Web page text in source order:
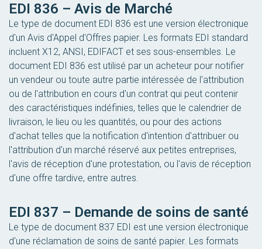
EDI 836 – Avis de Marché
Le type de document EDI 836 est une version électronique
d'un Avis d'Appel d'Offres papier. Les formats EDI standard
incluent X12, ANSI, EDIFACT et ses sous-ensembles. Le
document EDI 836 est utilisé par un acheteur pour notifier
un vendeur ou toute autre partie intéressée de l'attribution
ou de l'attribution en cours d'un contrat qui peut contenir
des caractéristiques indéfinies, telles que le calendrier de
livraison, le lieu ou les quantités, ou pour des actions
d'achat telles que la notification d'intention d'attribuer ou
l'attribution d'un marché réservé aux petites entreprises,
l'avis de réception d'une protestation, ou l'avis de réception
d'une offre tardive, entre autres.
EDI 837 – Demande de soins de santé
Le type de document 837 EDI est une version électronique
d'une réclamation de soins de santé papier. Les formats